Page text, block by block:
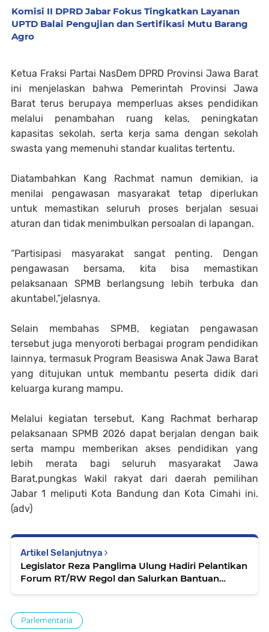
Komisi II DPRD Jabar Fokus Tingkatkan Layanan
UPTD Balai Pengujian dan Sertifikasi Mutu Barang
Agro
Ketua Fraksi Partai NasDem DPRD Provinsi Jawa Barat
ini menjelaskan bahwa Pemerintah Provinsi Jawa
Barat terus berupaya memperluas akses pendidikan
melalui penambahan ruang kelas, peningkatan
kapasitas sekolah, serta kerja sama dengan sekolah
swasta yang memenuhi standar kualitas tertentu.
Diatambahkan Kang Rachmat namun demikian, ia
menilai pengawasan masyarakat tetap diperlukan
untuk memastikan seluruh proses berjalan sesuai
aturan dan tidak menimbulkan persoalan di lapangan.
“Partisipasi masyarakat sangat penting. Dengan
pengawasan bersama, kita bisa memastikan
pelaksanaan SPMB berlangsung lebih terbuka dan
akuntabel,”jelasnya.
Selain membahas SPMB, kegiatan pengawasan
tersebut juga menyoroti berbagai program pendidikan
lainnya, termasuk Program Beasiswa Anak Jawa Barat
yang ditujukan untuk membantu peserta didik dari
keluarga kurang mampu.
Melalui kegiatan tersebut, Kang Rachmat berharap
pelaksanaan SPMB 2026 dapat berjalan dengan baik
serta mampu memberikan akses pendidikan yang
lebih merata bagi seluruh masyarakat Jawa
Barat,pungkas Wakil rakyat dari daerah pemilihan
Jabar 1 meliputi Kota Bandung dan Kota Cimahi ini.
(adv)
Artikel Selanjutnya
Legislator Reza Panglima Ulung Hadiri Pelantikan
Forum RT/RW Regol dan Salurkan Bantuan
Parlementaria